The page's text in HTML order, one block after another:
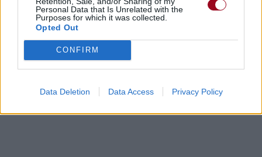
Personal Data that Is Unrelated with the
Purposes for which it was collected.
Opted Out
CONFIRM
Data Deletion Data Access Privacy Policy